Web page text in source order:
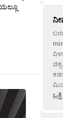
ಒತ್ತಿ.